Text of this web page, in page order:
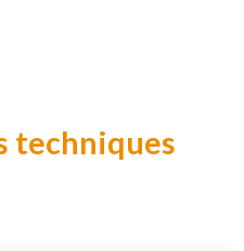
techniques